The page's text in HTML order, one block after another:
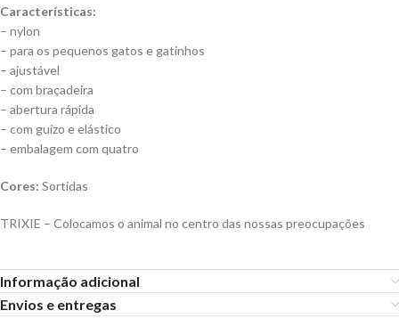
Características:
– nylon
– para os pequenos gatos e gatinhos
– ajustável
– com braçadeira
– abertura rápida
– com guizo e elástico
– embalagem com quatro
Cores: Sortidas
TRIXIE – Colocamos o animal no centro das nossas preocupações
Informação adicional
Envios e entregas